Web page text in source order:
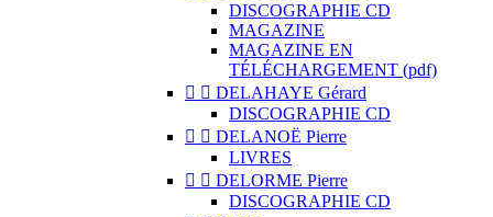
DISCOGRAPHIE CD
MAGAZINE
MAGAZINE EN
TÉLÉCHARGEMENT (pdf)
  DELAHAYE Gérard
DISCOGRAPHIE CD
  DELANOË Pierre
LIVRES
  DELORME Pierre
DISCOGRAPHIE CD